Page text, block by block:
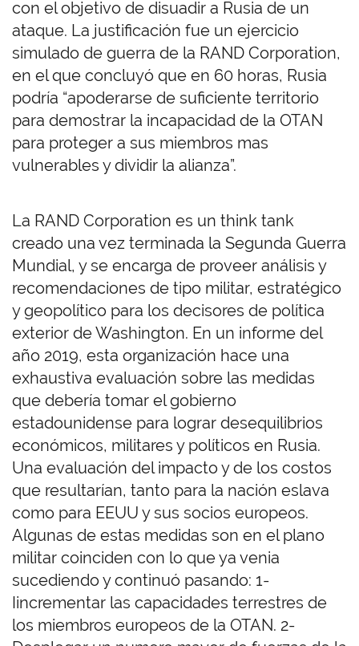
con el objetivo de disuadir a Rusia de un
ataque. La justificación fue un ejercicio
simulado de guerra de la RAND Corporation,
en el que concluyó que en 60 horas, Rusia
podría “apoderarse de suficiente territorio
para demostrar la incapacidad de la OTAN
para proteger a sus miembros mas
vulnerables y dividir la alianza”.
La RAND Corporation es un think tank
creado una vez terminada la Segunda Guerra
Mundial, y se encarga de proveer análisis y
recomendaciones de tipo militar, estratégico
y geopolítico para los decisores de política
exterior de Washington. En un informe del
año 2019, esta organización hace una
exhaustiva evaluación sobre las medidas
que debería tomar el gobierno
estadounidense para lograr desequilibrios
económicos, militares y políticos en Rusia.
Una evaluación del impacto y de los costos
que resultarían, tanto para la nación eslava
como para EEUU y sus socios europeos.
Algunas de estas medidas son en el plano
militar coinciden con lo que ya venia
sucediendo y continuó pasando: 1-
Iincrementar las capacidades terrestres de
los miembros europeos de la OTAN. 2-